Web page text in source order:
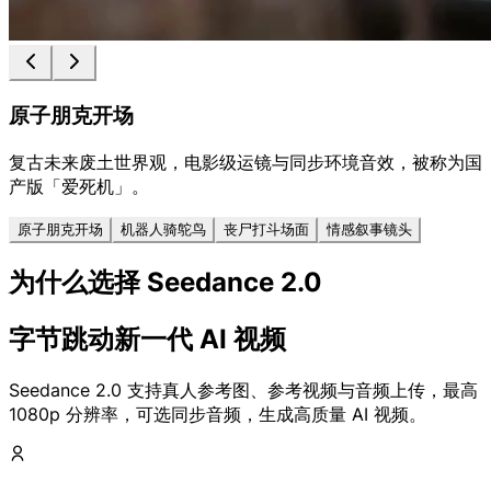
原子朋克开场
复古未来废土世界观，电影级运镜与同步环境音效，被称为国
产版「爱死机」。
原子朋克开场 机器人骑鸵鸟 丧尸打斗场面 情感叙事镜头
为什么选择 Seedance 2.0
字节跳动新一代 AI 视频
Seedance 2.0 支持真人参考图、参考视频与音频上传，最高
1080p 分辨率，可选同步音频，生成高质量 AI 视频。